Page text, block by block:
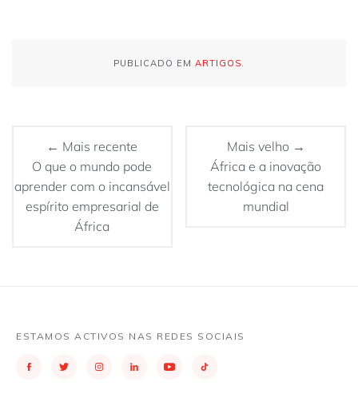
PUBLICADO EM ARTIGOS
← Mais recente
O que o mundo pode
aprender com o incansável
espírito empresarial de
África
Mais velho →
África e a inovação
tecnológica na cena
mundial
ESTAMOS ACTIVOS NAS REDES SOCIAIS